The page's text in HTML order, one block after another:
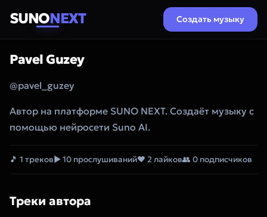
SUNONEXT Создать музыку
Pavel Guzey
@pavel_guzey
Автор на платформе SUNO NEXT. Создаёт музыку с
помощью нейросети Suno AI.
🎵 1 треков▶ 10 прослушиваний❤ 2 лайков👥 0 подписчиков
Треки автора